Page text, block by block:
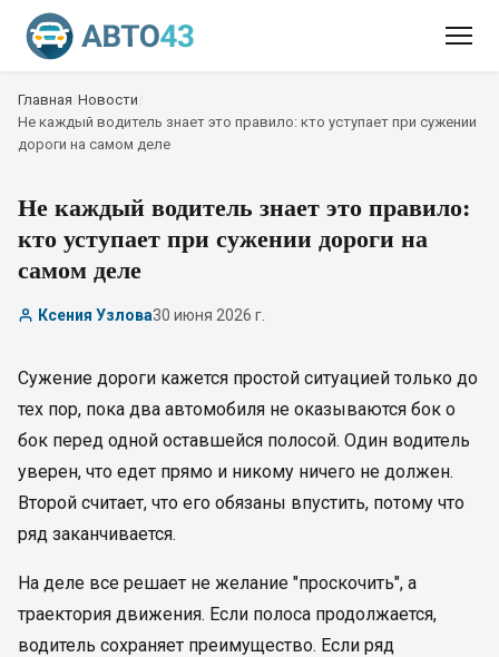
Главная Новости
Не каждый водитель знает это правило: кто уступает при сужении
дороги на самом деле
Не каждый водитель знает это правило:
кто уступает при сужении дороги на
самом деле
Ксения Узлова30 июня 2026 г.
Сужение дороги кажется простой ситуацией только до
тех пор, пока два автомобиля не оказываются бок о
бок перед одной оставшейся полосой. Один водитель
уверен, что едет прямо и никому ничего не должен.
Второй считает, что его обязаны впустить, потому что
ряд заканчивается.
На деле все решает не желание "проскочить", а
траектория движения. Если полоса продолжается,
водитель сохраняет преимущество. Если ряд